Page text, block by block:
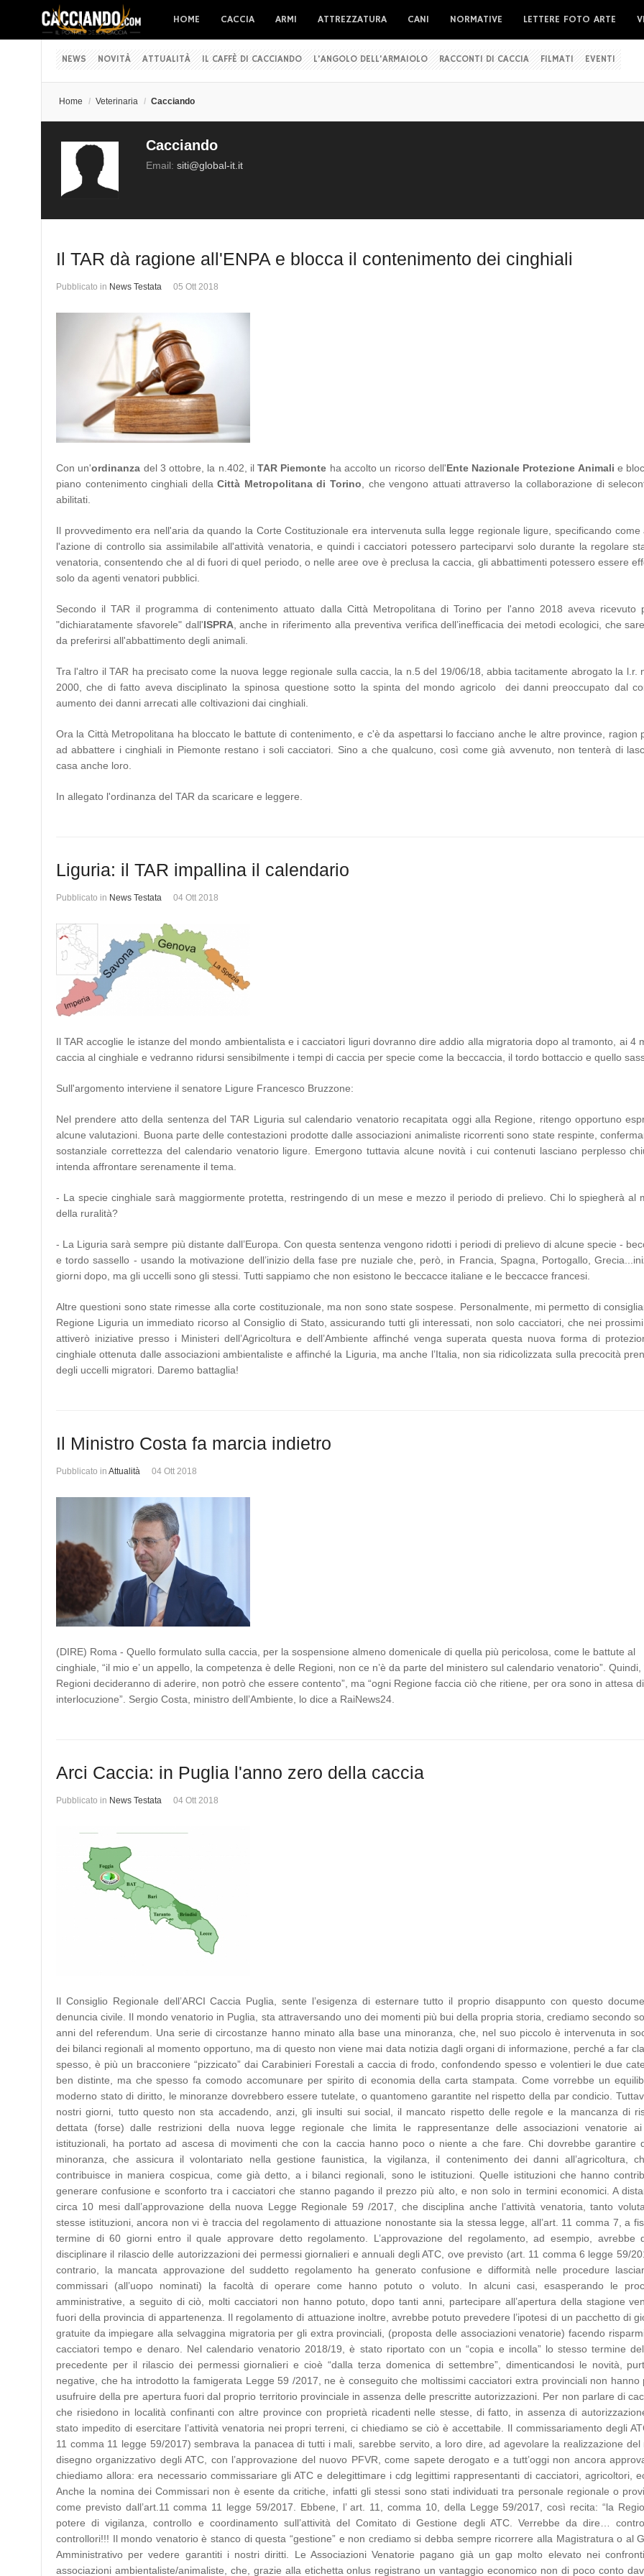
HOME CACCIA ARMI ATTREZZATURA CANI NORMATIVE LETTERE FOTO ARTE
NEWS NOVITÀ ATTUALITÀ IL CAFFÈ DI CACCIANDO L'ANGOLO DELL'ARMAIOLO RACCONTI DI CACCIA FILMATI EVENTI
Home / Veterinaria / Cacciando
Cacciando
Email: siti@global-it.it
Il TAR dà ragione all'ENPA e blocca il contenimento dei cinghiali
Pubblicato in News Testata 05 Ott 2018
Con un'ordinanza del 3 ottobre, la n.402, ilTAR Piemonte ha accolto un ricorso dell'Ente Nazionale Protezione Animali e
piano contenimento cinghiali dellaCittà Metropolitana di Torino , che vengono attuati attraverso la collaborazione di
abilitati.
Il provvedimento era nell'aria da quando la Corte Costituzionale era intervenuta sulla legge regionale ligure, specificando come
l'azione di controllo sia assimilabile all'attività venatoria, e quindi i cacciatori potessero parteciparvi solo durante la regolare
venatoria, consentendo che al di fuori di quel periodo, o nelle aree ove è preclusa la caccia, gli abbattimenti potessero essere
solo da agenti venatori pubblici.
Secondo il TAR il programma di contenimento attuato dalla Città Metropolitana di Torino per l'anno 2018 aveva ricevuto
"dichiaratamente sfavorele" dall'ISPRA, anche in riferimento alla preventiva verifica dell’inefficacia dei metodi ecologici, che
da preferirsi all'abbattimento degli animali.
Tra l'altro il TAR ha precisato come la nuova legge regionale sulla caccia, la n.5 del 19/06/18, abbia tacitamente abrogato la l.r.
2000, che di fatto aveva disciplinato la spinosa questione sotto la spinta del mondo agricolo dei danni preoccupato dal
aumento dei danni arrecati alle coltivazioni dai cinghiali.
Ora la Città Metropolitana ha bloccato le battute di contenimento, e c'è da aspettarsi lo facciano anche le altre province, ragion
ad abbattere i cinghiali in Piemonte restano i soli cacciatori. Sino a che qualcuno, così come già avvenuto, non tenterà di
casa anche loro.
In allegato l'ordinanza del TAR da scaricare e leggere.
Liguria: il TAR impallina il calendario
Pubblicato in News Testata 04 Ott 2018
Il TAR accoglie le istanze del mondo ambientalista e i cacciatori liguri dovranno dire addio alla migratoria dopo al tramonto, ai 4
caccia al cinghiale e vedranno ridursi sensibilmente i tempi di caccia per specie come la beccaccia, il tordo bottaccio e quello
Sull'argomento interviene il senatore Ligure Francesco Bruzzone:
Nel prendere atto della sentenza del TAR Liguria sul calendario venatorio recapitata oggi alla Regione, ritengo opportuno
alcune valutazioni. Buona parte delle contestazioni prodotte dalle associazioni animaliste ricorrenti sono state respinte,
sostanziale correttezza del calendario venatorio ligure. Emergono tuttavia alcune novità i cui contenuti lasciano perplesso
intenda affrontare serenamente il tema.
- La specie cinghiale sarà maggiormente protetta, restringendo di un mese e mezzo il periodo di prelievo. Chi lo spiegherà al
della ruralità?
- La Liguria sarà sempre più distante dall’Europa. Con questa sentenza vengono ridotti i periodi di prelievo di alcune specie -
e tordo sassello - usando la motivazione dell’inizio della fase pre nuziale che, però, in Francia, Spagna, Portogallo,
giorni dopo, ma gli uccelli sono gli stessi. Tutti sappiamo che non esistono le beccacce italiane e le beccacce francesi.
Altre questioni sono state rimesse alla corte costituzionale, ma non sono state sospese. Personalmente, mi permetto di
Regione Liguria un immediato ricorso al Consiglio di Stato, assicurando tutti gli interessati, non solo cacciatori, che nei
attiverò iniziative presso i Ministeri dell’Agricoltura e dell’Ambiente affinché venga superata questa nuova forma di
cinghiale ottenuta dalle associazioni ambientaliste e affinché la Liguria, ma anche l’Italia, non sia ridicolizzata sulla precocità
degli uccelli migratori. Daremo battaglia!
Il Ministro Costa fa marcia indietro
Pubblicato in Attualità 04 Ott 2018
(DIRE) Roma - Quello formulato sulla caccia, per la sospensione almeno domenicale di quella più pericolosa, come le battute al
cinghiale, “il mio e’ un appello, la competenza è delle Regioni, non ce n’è da parte del ministero sul calendario venatorio”. Quindi,
Regioni decideranno di aderire, non potrò che essere contento”, ma “ogni Regione faccia ciò che ritiene, per ora sono in attesa di
interlocuzione”. Sergio Costa, ministro dell’Ambiente, lo dice a RaiNews24.
Arci Caccia: in Puglia l'anno zero della caccia
Pubblicato in News Testata 04 Ott 2018
Il Consiglio Regionale dell’ARCI Caccia Puglia, sente l’esigenza di esternare tutto il proprio disappunto con questo
denuncia civile. Il mondo venatorio in Puglia, sta attraversando uno dei momenti più bui della propria storia, crediamo secondo
anni del referendum. Una serie di circostanze hanno minato alla base una minoranza, che, nel suo piccolo è intervenuta in
dei bilanci regionali al momento opportuno, ma di questo non viene mai data notizia dagli organi di informazione, perché a far
spesso, è più un bracconiere “pizzicato” dai Carabinieri Forestali a caccia di frodo, confondendo spesso e volentieri le due
ben distinte, ma che spesso fa comodo accomunare per spirito di economia della carta stampata. Come vorrebbe un
moderno stato di diritto, le minoranze dovrebbero essere tutelate, o quantomeno garantite nel rispetto della par condicio.
nostri giorni, tutto questo non sta accadendo, anzi, gli insulti sui social, il mancato rispetto delle regole e la mancanza di
dettata (forse) dalle restrizioni della nuova legge regionale che limita le rappresentanze delle associazioni venatorie
istituzionali, ha portato ad ascesa di movimenti che con la caccia hanno poco o niente a che fare. Chi dovrebbe garantire
minoranza, che assicura il volontariato nella gestione faunistica, la vigilanza, il contenimento dei danni all’agricoltura,
contribuisce in maniera cospicua, come già detto, a i bilanci regionali, sono le istituzioni. Quelle istituzioni che hanno
generare confusione e sconforto tra i cacciatori che stanno pagando il prezzo più alto, e non solo in termini economici. A
circa 10 mesi dall’approvazione della nuova Legge Regionale 59 /2017, che disciplina anche l’attività venatoria, tanto
stesse istituzioni, ancora non vi è traccia del regolamento di attuazione nonostante sia la stessa legge, all’art. 11 comma 7, a
termine di 60 giorni entro il quale approvare detto regolamento. L’approvazione del regolamento, ad esempio, avrebbe
disciplinare il rilascio delle autorizzazioni dei permessi giornalieri e annuali degli ATC, ove previsto (art. 11 comma 6 legge 59/
contrario, la mancata approvazione del suddetto regolamento ha generato confusione e difformità nelle procedure
commissari (all’uopo nominati) la facoltà di operare come hanno potuto o voluto. In alcuni casi, esasperando le
amministrative, a seguito di ciò, molti cacciatori non hanno potuto, dopo tanti anni, partecipare all’apertura della stagione
fuori della provincia di appartenenza. Il regolamento di attuazione inoltre, avrebbe potuto prevedere l’ipotesi di un pacchetto di
gratuite da impiegare alla selvaggina migratoria per gli extra provinciali, (proposta delle associazioni venatorie) facendo
cacciatori tempo e denaro. Nel calendario venatorio 2018/19, è stato riportato con un “copia e incolla” lo stesso termine
precedente per il rilascio dei permessi giornalieri e cioè “dalla terza domenica di settembre”, dimenticandosi le novità,
negative, che ha introdotto la famigerata Legge 59 /2017, ne è conseguito che moltissimi cacciatori extra provinciali non hanno
usufruire della pre apertura fuori dal proprio territorio provinciale in assenza delle prescritte autorizzazioni. Per non parlare di
che risiedono in località confinanti con altre province con proprietà ricadenti nelle stesse, di fatto, in assenza di
stato impedito di esercitare l’attività venatoria nei propri terreni, ci chiediamo se ciò è accettabile. Il commissariamento degli
11 comma 11 legge 59/2017) sembrava la panacea di tutti i mali, sarebbe servito, a loro dire, ad agevolare la realizzazione del
disegno organizzativo degli ATC, con l’approvazione del nuovo PFVR, come sapete derogato e a tutt’oggi non ancora
chiediamo allora: era necessario commissariare gli ATC e delegittimare i cdg legittimi rappresentanti di cacciatori, agricoltori,
Anche la nomina dei Commissari non è esente da critiche, infatti gli stessi sono stati individuati tra personale regionale o
come previsto dall’art.11 comma 11 legge 59/2017. Ebbene, l’ art. 11, comma 10, della Legge 59/2017, così recita: “la
potere di vigilanza, controllo e coordinamento sull’attività del Comitato di Gestione degli ATC. Verrebbe da dire…
controllori!!! Il mondo venatorio è stanco di questa “gestione” e non crediamo si debba sempre ricorrere alla Magistratura o al
Amministrativo per vedere garantiti i nostri diritti. Le Associazioni Venatorie pagano già un gap molto elevato nei
associazioni ambientaliste/animaliste, che, grazie alla etichetta onlus registrano un vantaggio economico non di poco conto